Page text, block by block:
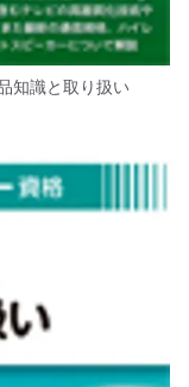
知識と取り扱い